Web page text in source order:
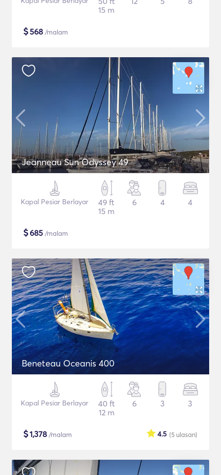
15 m
$568 /malam
Jeanneau Sun Odyssey 49
Kapal Pesiar Berlayar
49 ft
15 m
6 4 4
$685 /malam
Beneteau Oceanis 400
Kapal Pesiar Berlayar
40 ft
12 m
6 3 3
$1,378 /malam (5 ulasan)
4.5